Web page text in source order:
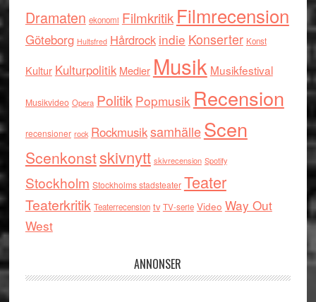
Dramaten ekonomi Filmkritik Filmrecension
Göteborg Hultsfred Hårdrock indie Konserter Konst
Kultur Kulturpolitik Medier Musik Musikfestival
Musikvideo Opera Politik Popmusik Recension
recensioner rock RockmusiksamhälleScen
Scenkonstskivnytt skivrecension Spotify
Stockholm Stockholms stadsteater Teater
Teaterkritik Teaterrecension tv TV-serie Video Way Out
West
ANNONSER